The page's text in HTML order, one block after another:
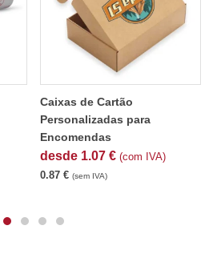
Caixas de Cartão
Personalizadas para
Encomendas
desde 1.07 € (com IVA)
0.87 € (sem IVA)